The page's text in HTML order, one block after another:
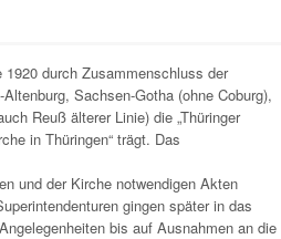
durch Zusammenschluss der
Sachsen-Gotha (ohne Coburg),
Reuß älterer Linie) die „Thüringer
in Thüringen“ trägt. Das
und der Kirche notwendigen Akten
gingen später in das
bis auf Ausnahmen an die